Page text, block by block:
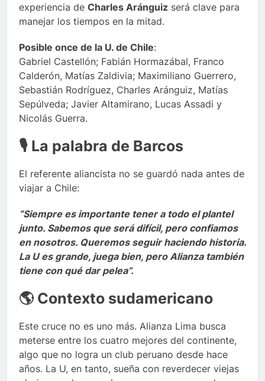
experiencia de Charles Aránguiz será clave para
manejar los tiempos en la mitad.
Posible once de la U. de Chile:
Gabriel Castellón; Fabián Hormazábal, Franco
Calderón, Matías Zaldivia; Maximiliano Guerrero,
Sebastián Rodríguez, Charles Aránguiz, Matías
Sepúlveda; Javier Altamirano, Lucas Assadi y
Nicolás Guerra.
🎙️ La palabra de Barcos
El referente aliancista no se guardó nada antes de
viajar a Chile:
“Siempre es importante tener a todo el plantel
junto. Sabemos que será difícil, pero confiamos
en nosotros. Queremos seguir haciendo historia.
La U es grande, juega bien, pero Alianza también
tiene con qué dar pelea”.
🌎 Contexto sudamericano
Este cruce no es uno más. Alianza Lima busca
meterse entre los cuatro mejores del continente,
algo que no logra un club peruano desde hace
años. La U, en tanto, sueña con reverdecer viejas